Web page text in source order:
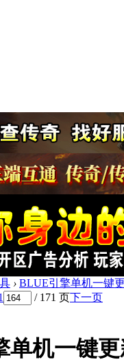
› BLUE引擎单机一键
/ 171 页下一页
单机一键